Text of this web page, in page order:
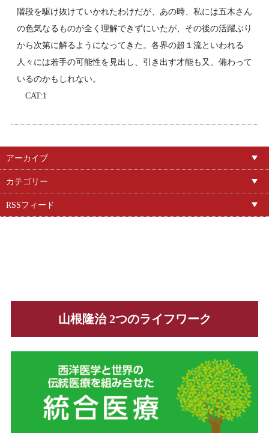
階段を駆け抜けていかれたわけだが、あの時、私には五木さん
の色気なるものが全く理解できずにいたが、その後の活躍ぶり
から次第に解るようになってきた。各界の超１流といわれる
人々には若手の可能性を見出し、引き出す才能も又、備わって
いるのかもしれない。
CAT:1
アーカイブ
カテゴリー
RSSフィード
山根隆治 2つのライフワーク